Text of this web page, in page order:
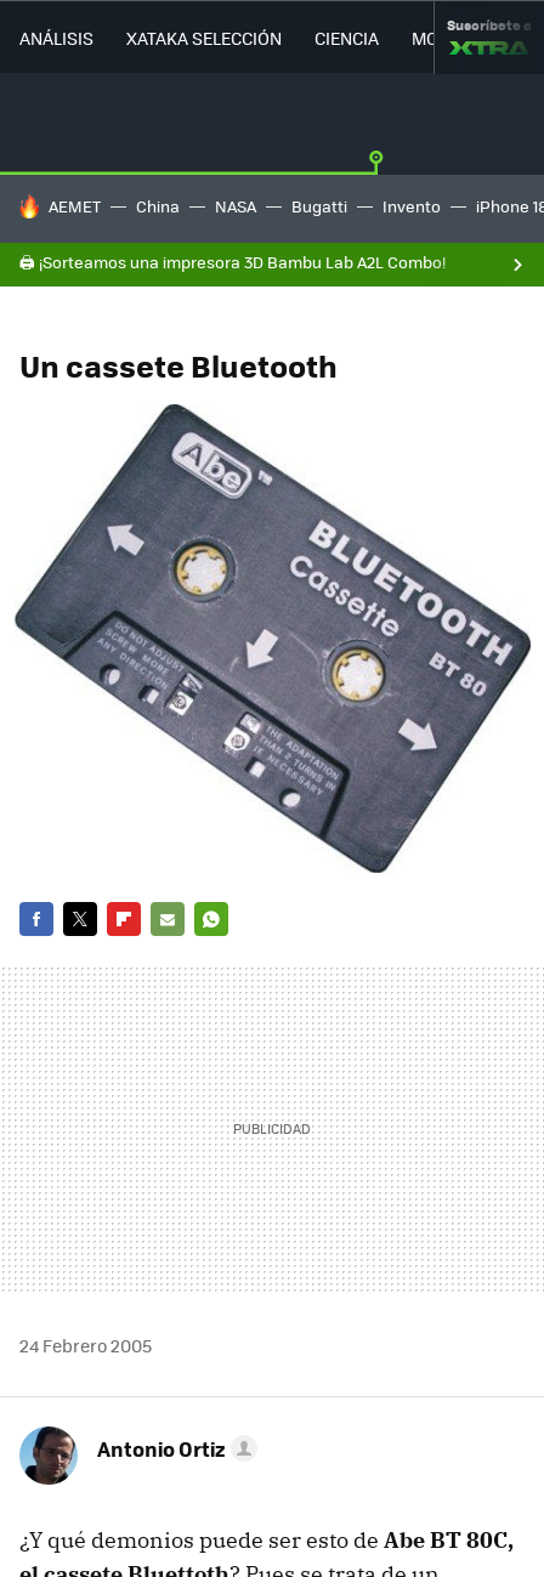
ANÁLISIS XATAKA SELECCIÓN CIENCIA MOVILIDAD
Suscríbete a
HOY SE HABLA DE
AEMET China NASA Bugatti Invento iPhone
🖨️ ¡Sorteamos una impresora 3D Bambu Lab A2L Combo!
Un cassete Bluetooth
MAIL
24 Febrero 2005
Antonio Ortiz
¿Y qué demonios puede ser esto de Abe BT 80C,